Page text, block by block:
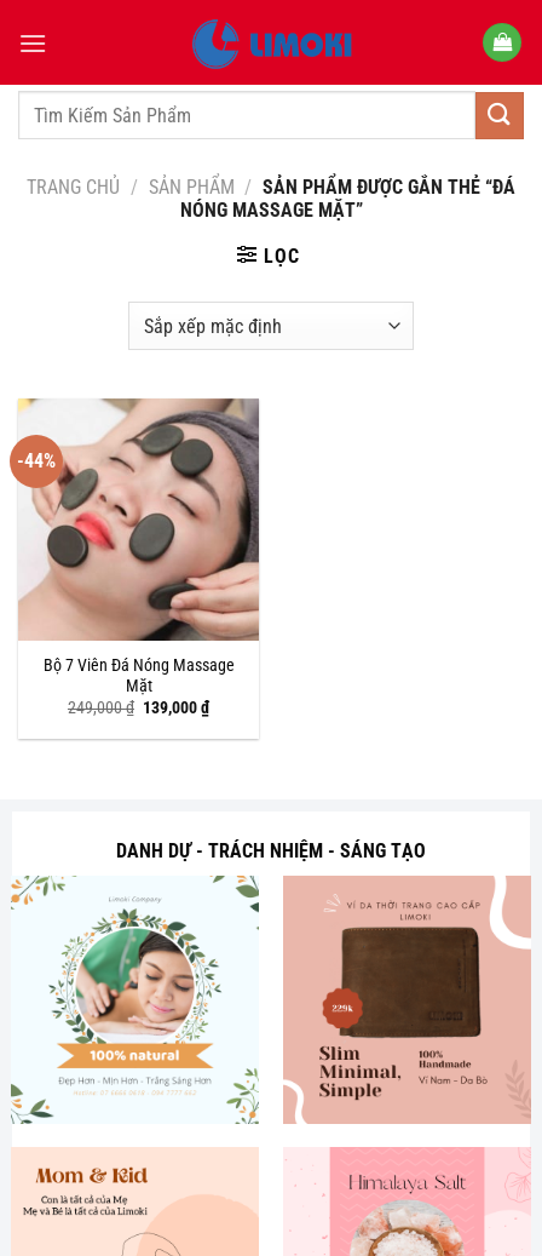
qua
dungTìm
TRANG CHỦ / SẢN PHẨM / SẢN PHẨM ĐƯỢC GẮN THẺ “ĐÁ
NÓNG MASSAGE MẶT”
LỌC
-44%
Bộ 7 Viên Đá Nóng Massage
Mặt
249,000₫ Giá
là:
139,000₫Giá
hiện
tại
DANH DỰ - TRÁCH NHIỆM - SÁNG TẠO